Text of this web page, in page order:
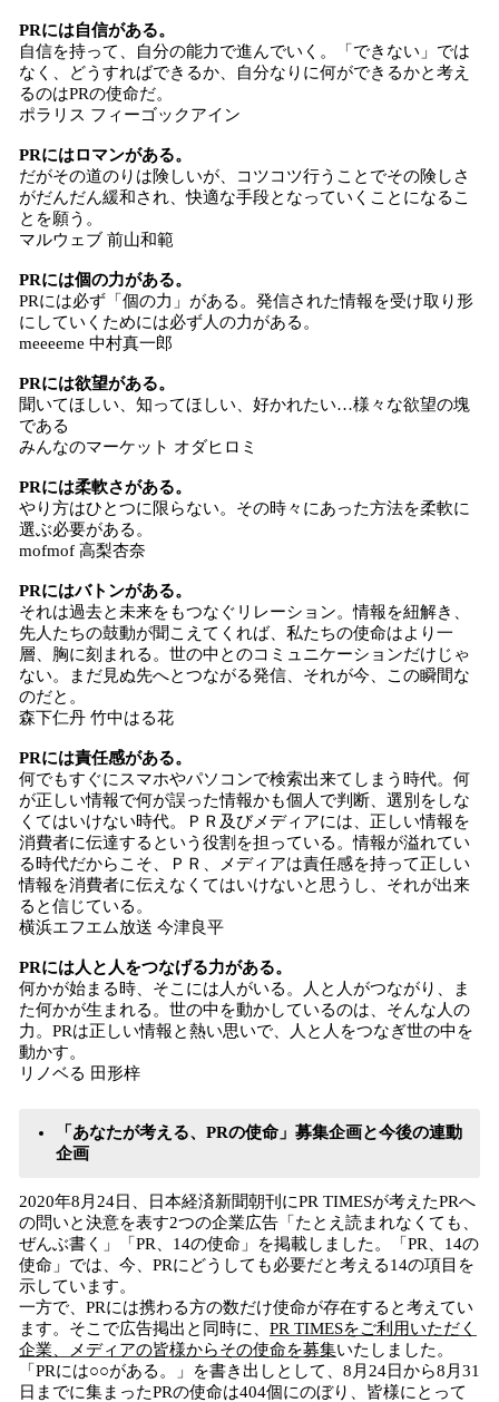
PRには自信がある。
自信を持って、自分の能力で進んでいく。「できない」では
なく、どうすればできるか、自分なりに何ができるかと考え
るのはPRの使命だ。
ポラリス フィーゴックアイン
PRにはロマンがある。
だがその道のりは険しいが、コツコツ行うことでその険しさ
がだんだん緩和され、快適な手段となっていくことになるこ
とを願う。
マルウェブ 前山和範
PRには個の力がある。
PRには必ず「個の力」がある。発信された情報を受け取り形
にしていくためには必ず人の力がある。
meeeeme 中村真一郎
PRには欲望がある。
聞いてほしい、知ってほしい、好かれたい…様々な欲望の塊
である
みんなのマーケット オダヒロミ
PRには柔軟さがある。
やり方はひとつに限らない。その時々にあった方法を柔軟に
選ぶ必要がある。
mofmof 高梨杏奈
PRにはバトンがある。
それは過去と未来をもつなぐリレーション。情報を紐解き、
先人たちの鼓動が聞こえてくれば、私たちの使命はより一
層、胸に刻まれる。世の中とのコミュニケーションだけじゃ
ない。まだ見ぬ先へとつながる発信、それが今、この瞬間な
のだと。
森下仁丹 竹中はる花
PRには責任感がある。
何でもすぐにスマホやパソコンで検索出来てしまう時代。何
が正しい情報で何が誤った情報かも個人で判断、選別をしな
くてはいけない時代。ＰＲ及びメディアには、正しい情報を
消費者に伝達するという役割を担っている。情報が溢れてい
る時代だからこそ、ＰＲ、メディアは責任感を持って正しい
情報を消費者に伝えなくてはいけないと思うし、それが出来
ると信じている。
横浜エフエム放送 今津良平
PRには人と人をつなげる力がある。
何かが始まる時、そこには人がいる。人と人がつながり、ま
た何かが生まれる。世の中を動かしているのは、そんな人の
力。PRは正しい情報と熱い思いで、人と人をつなぎ世の中を
動かす。
リノベる 田形梓
「あなたが考える、PRの使命」募集企画と今後の連動
企画
2020年8月24日、日本経済新聞朝刊にPR TIMESが考えたPRへ
の問いと決意を表す2つの企業広告「たとえ読まれなくても、
ぜんぶ書く」「PR、14の使命」を掲載しました。「PR、14の
使命」では、今、PRにどうしても必要だと考える14の項目を
示しています。
一方で、PRには携わる方の数だけ使命が存在すると考えてい
ます。そこで広告掲出と同時に、 PR TIMESをご利用いただく
企業、メディアの皆様からその使命を募集いたしました。
「PRには○○がある。」を書き出しとして、8月24日から8月31
日までに集まったPRの使命は404個にのぼり、皆様にとって